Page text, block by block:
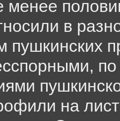
менее
в
пушкинских
на